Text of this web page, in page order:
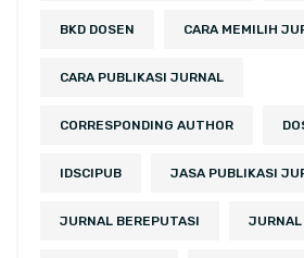
BKD DOSEN CARA MEMILIH
CARA PUBLIKASI JURNAL
CORRESPONDING AUTHOR
IDSCIPUB JASA PUBLIKASI
JURNAL BEREPUTASI